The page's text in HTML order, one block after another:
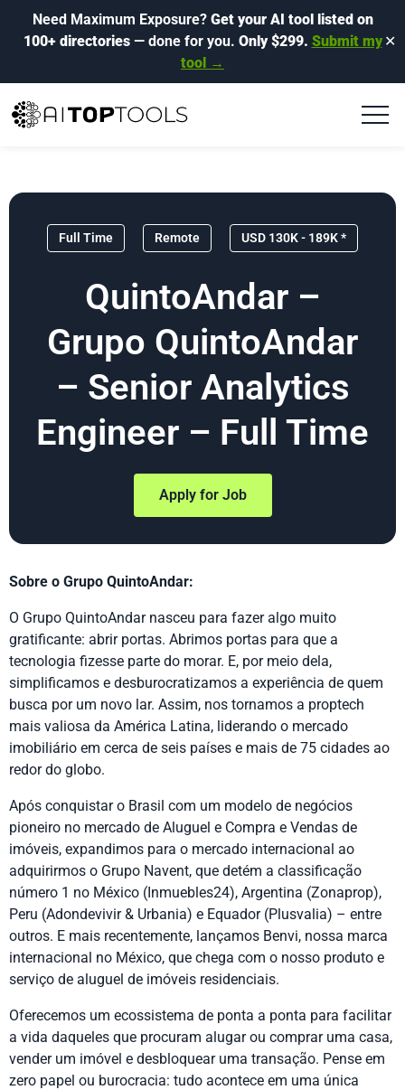
Need Maximum Exposure? Get your AI tool listed on
100+ directories— done for you. Only $299. Submit my
tool →
✕
Full Time Remote USD 130K - 189K *
QuintoAndar –
Grupo QuintoAndar
– Senior Analytics
Engineer – Full Time
Apply for Job
Sobre o Grupo QuintoAndar:
O Grupo QuintoAndar nasceu para fazer algo muito
gratificante: abrir portas. Abrimos portas para que a
tecnologia fizesse parte do morar. E, por meio dela,
simplificamos e desburocratizamos a experiência de quem
busca por um novo lar. Assim, nos tornamos a proptech
mais valiosa da América Latina, liderando o mercado
imobiliário em cerca de seis países e mais de 75 cidades ao
redor do globo.
Após conquistar o Brasil com um modelo de negócios
pioneiro no mercado de Aluguel e Compra e Vendas de
imóveis, expandimos para o mercado internacional ao
adquirirmos o Grupo Navent, que detém a classificação
número 1 no México (Inmuebles24), Argentina (Zonaprop),
Peru (Adondevivir & Urbania) e Equador (Plusvalia) – entre
outros. E mais recentemente, lançamos Benvi, nossa marca
internacional no México, que chega com o nosso produto e
serviço de aluguel de imóveis residenciais.
Oferecemos um ecossistema de ponta a ponta para facilitar
a vida daqueles que procuram alugar ou comprar uma casa,
vender um imóvel e desbloquear uma transação. Pense em
zero papel ou burocracia: tudo acontece em uma única